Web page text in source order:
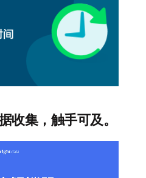
收集，触手可及。